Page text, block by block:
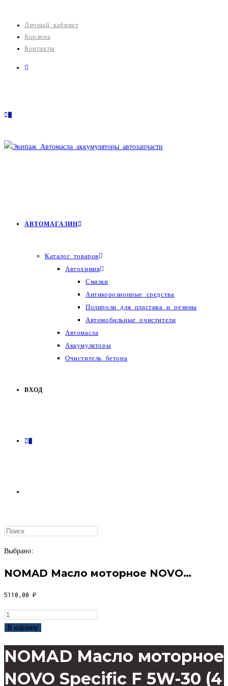
содержимому
Личный кабинет
Корзина
Контакты
0
АВТОМАГАЗИН
Каталог товаров
Автохимия
Смазки
Антикорозионные средства
Полироли для пластика и резины
Автомобильные очистители
Автомасла
Аккумуляторы
Очиститель бетона
ВХОД
0
ПО
ВЕБ-
Выбрано:
NOMAD Масло моторное NOVO…
5110,00 ₽
Количество
товара
Масло
NOVO
В корзину
NOMAD Масло моторное
NOVO Specific F 5W-30 (4